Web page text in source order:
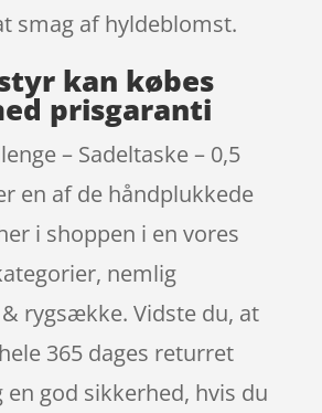
smag af hyldeblomst.
kan købes
prisgaranti
– Sadeltaske – 0,5
en af de håndplukkede
i shoppen i en vores
nemlig
rygsække. Vidste du, at
365 dages returret
en god sikkerhed, hvis du